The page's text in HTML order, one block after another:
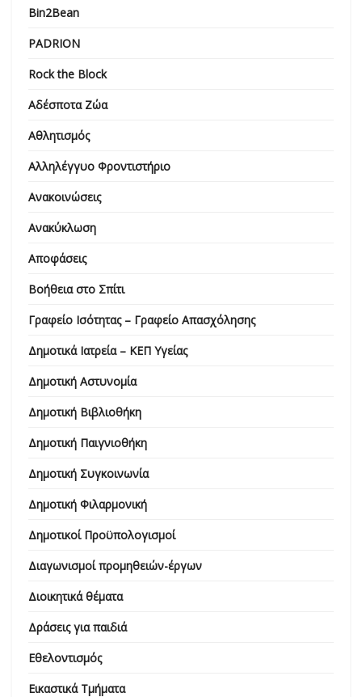
Bin2Bean
PADRION
Rock the Block
Αδέσποτα Ζώα
Αθλητισμός
Αλληλέγγυο Φροντιστήριο
Ανακοινώσεις
Ανακύκλωση
Αποφάσεις
Βοήθεια στο Σπίτι
Γραφείο Ισότητας – Γραφείο Απασχόλησης
Δημοτικά Ιατρεία – ΚΕΠ Υγείας
Δημοτική Αστυνομία
Δημοτική Βιβλιοθήκη
Δημοτική Παιγνιοθήκη
Δημοτική Συγκοινωνία
Δημοτική Φιλαρμονική
Δημοτικοί Προϋπολογισμοί
Διαγωνισμοί προμηθειών-έργων
Διοικητικά θέματα
Δράσεις για παιδιά
Εθελοντισμός
Εικαστικά Τμήματα